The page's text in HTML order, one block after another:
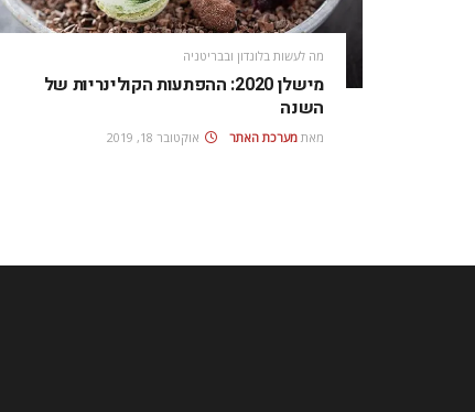
מה לעשות בלונדון ובבריטניה
מישלן 2020: ההפתעות הקולינריות של
השנה
מאת מערכת האתר אוקטובר 18, 2019